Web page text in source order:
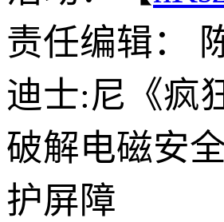
责任编辑：
迪士:尼《疯
破解电磁安
护屏障